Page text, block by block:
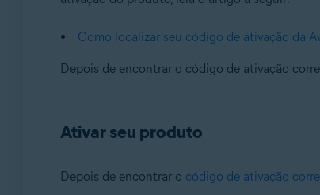
Como localizar seu código de ativação da
Depois de encontrar o código de ativação
Ativar seu produto
Depois de encontrar o código de ativação